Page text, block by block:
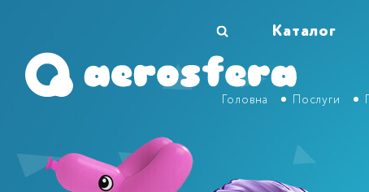
Каталог
Головна Послуги